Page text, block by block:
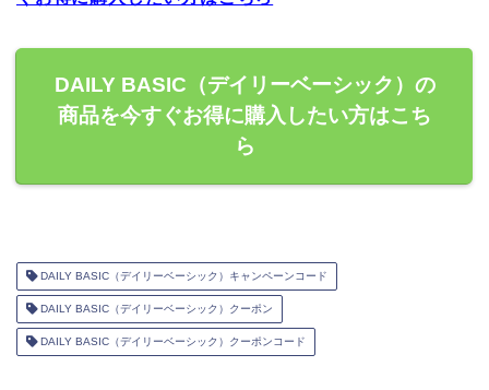
DAILY BASIC（デイリーベーシック）の
商品を今すぐお得に購入したい方はこち
ら
DAILY BASIC（デイリーベーシック）キャンペーンコード
DAILY BASIC（デイリーベーシック）クーポン
DAILY BASIC（デイリーベーシック）クーポンコード